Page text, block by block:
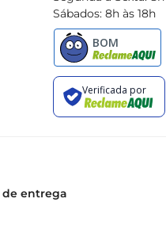
Califórnia para a sua taça.
Sábados: 8h às 18h
de entrega